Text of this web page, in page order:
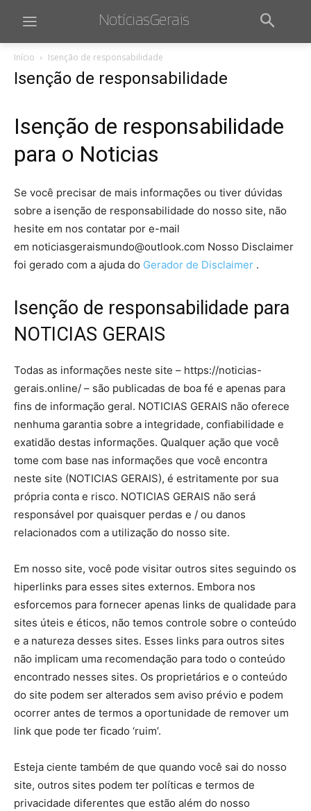
NotíciasGerais
Início Isenção de responsabilidade
Isenção de responsabilidade
Isenção de responsabilidade
para o Noticias
Se você precisar de mais informações ou tiver dúvidas
sobre a isenção de responsabilidade do nosso site, não
hesite em nos contatar por e-mail
em noticiasgeraismundo@outlook.com Nosso Disclaimer
foi gerado com a ajuda do Gerador de Disclaimer .
Isenção de responsabilidade para
NOTICIAS GERAIS
Todas as informações neste site – https://noticias-
gerais.online/ – são publicadas de boa fé e apenas para
fins de informação geral. NOTICIAS GERAIS não oferece
nenhuma garantia sobre a integridade, confiabilidade e
exatidão destas informações. Qualquer ação que você
tome com base nas informações que você encontra
neste site (NOTICIAS GERAIS), é estritamente por sua
própria conta e risco. NOTICIAS GERAIS não será
responsável por quaisquer perdas e / ou danos
relacionados com a utilização do nosso site.
Em nosso site, você pode visitar outros sites seguindo os
hiperlinks para esses sites externos. Embora nos
esforcemos para fornecer apenas links de qualidade para
sites úteis e éticos, não temos controle sobre o conteúdo
e a natureza desses sites. Esses links para outros sites
não implicam uma recomendação para todo o conteúdo
encontrado nesses sites. Os proprietários e o conteúdo
do site podem ser alterados sem aviso prévio e podem
ocorrer antes de termos a oportunidade de remover um
link que pode ter ficado ‘ruim’.
Esteja ciente também de que quando você sai do nosso
site, outros sites podem ter políticas e termos de
privacidade diferentes que estão além do nosso